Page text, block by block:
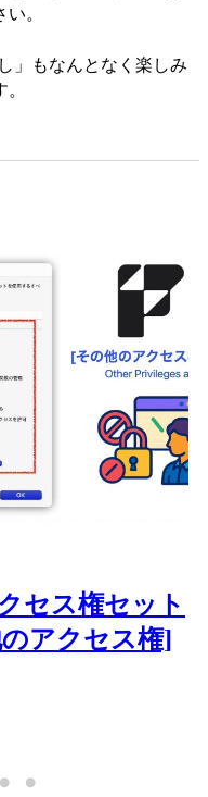
。
」もなんとなく楽しみ
セス権セット
アクセス権]